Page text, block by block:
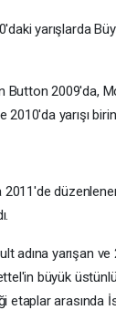
yarışlarda
Button 2009'da,
yarışı
adına yarışan ve
büyük
etaplar arasında